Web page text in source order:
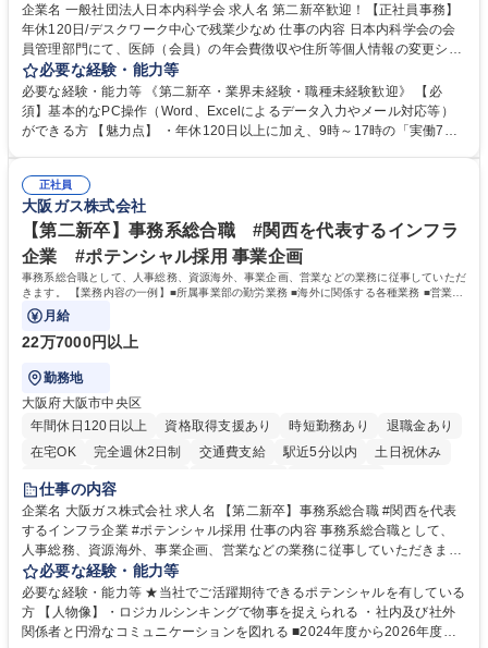
企業名 一般社団法人日本内科学会 求人名 第二新卒歓迎！【正社員事務】
年休120日/デスクワーク中心で残業少なめ 仕事の内容 日本内科学会の会
員管理部門にて、医師（会員）の年会費徴収や住所等個人情報の変更シス
テム入力、電話・FAX対応をお任せします。将来的には、各種委員会の運
営事務局業務などにも幅広く携わっていただきます。 【会員管理・データ
入力業務】 ・医師（会員）の住所変更、個人情報のシステム登録・更新
・年会費の徴収管理や入金データの照合確認 【問い合わせ対応】 ・会員
年休120日/デスクワーク中心で残業少なめ
必要な経験・能力等
必要な経験・能力等 《第二新卒・業界未経験・職種未経験歓迎》 【必
須】基本的なPC操作（Word、Excelによるデータ入力やメール対応等）
ができる方 【魅力点】 ・年休120日以上に加え、9時～17時の「実働7時
整、資料作成、当日の運営サポート 学歴・資格 学歴：大学院 大学 語学
力： 資格：
正社員
大阪ガス株式会社
【第二新卒】事務系総合職 #関西を代表するインフラ
企業 #ポテンシャル採用 事業企画
事務系総合職として、人事総務、資源海外、事業企画、営業などの業務に従事していただ
きます。 【業務内容の一例】■所属事業部の勤労業務 ■海外に関係する各種業務 ■営業部
門の企画スタッフ、ルート営業
月給
22万7000円以上
勤務地
大阪府大阪市中央区
年間休日120日以上
資格取得支援あり 時短勤務あり
退職金あり
在宅OK
完全週休2日制 交通費支給 駅近5分以内
土日祝休み
服装自由
第二新卒歓迎
仕事の内容
企業名 大阪ガス株式会社 求人名 【第二新卒】事務系総合職 #関西を代表
するインフラ企業 #ポテンシャル採用 仕事の内容 事務系総合職として、
人事総務、資源海外、事業企画、営業などの業務に従事していただきま
す。 【業務内容の一例】■所属事業部の勤労業務 ■海外に関係する各種業
務 ■営業部門の企画スタッフ、ルート営業 【キャリアパス】入社後の配属
ポジションで一定期間ご活躍頂いた後、本人の適性及び将来のキャリアを
鑑みてジョブローテーションを行います。 【育成】OJTでの現場育成や研
必要な経験・能力等
必要な経験・能力等 ★当社でご活躍期待できるポテンシャルを有している
方 【人物像】・ロジカルシンキングで物事を捉えられる ・社内及び社外
関係者と円滑なコミュニケーションを図れる ■2024年度から2026年度ま